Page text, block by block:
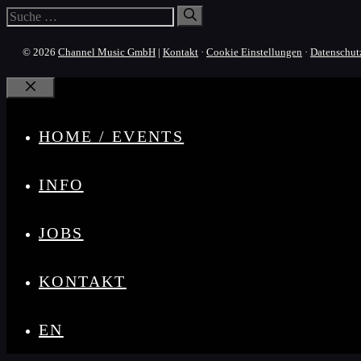
Suche
© 2026 Channel Music GmbH | Kontakt · Cookie Einstellungen ·
Schließen
HOME / EVENTS
INFO
JOBS
KONTAKT
EN